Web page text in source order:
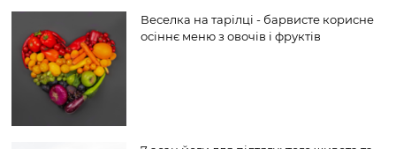
Веселка на тарілці - барвисте корисне
осіннє меню з овочів і фруктів